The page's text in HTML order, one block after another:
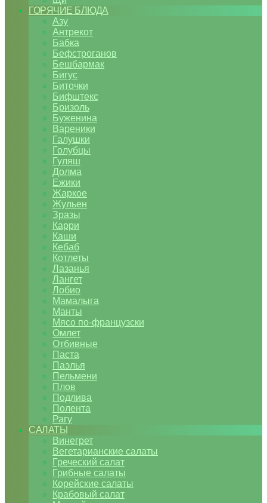
ГОРЯЧИЕ БЛЮДА
Азу
Антрекот
Бабка
Бефстроганов
Бешбармак
Бигус
Биточки
Бифштекс
Бризоль
Буженина
Вареники
Галушки
Голубцы
Гуляш
Долма
Ежики
Жаркое
Жульен
Зразы
Карри
Каши
Кебаб
Котлеты
Лазанья
Лангет
Лобио
Мамалыга
Манты
Мясо по-французски
Омлет
Отбивные
Паста
Паэлья
Пельмени
Плов
Подлива
Полента
Рагу
САЛАТЫ
Винегрет
Вегетарианские салаты
Греческий салат
Грибные салаты
Корейские салаты
Крабовый салат